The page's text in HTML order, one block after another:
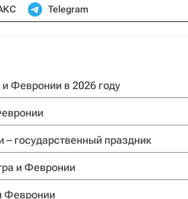
Telegram
Февронии в 2026 году
государственный праздник
и Февронии
Февронии